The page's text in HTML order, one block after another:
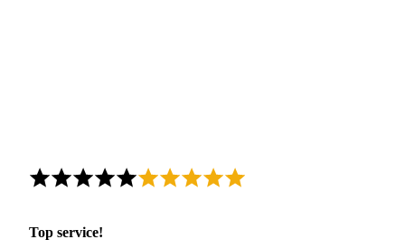
Top service!